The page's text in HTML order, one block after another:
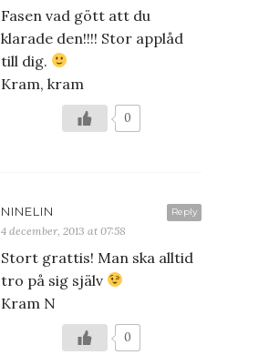
Fasen vad gött att du
klarade den!!!! Stor applåd
till dig.
Kram, kram
0
Reply
NINELIN
4 december, 2013 at 07:58
Stort grattis! Man ska alltid
tro på sig själv
Kram N
0